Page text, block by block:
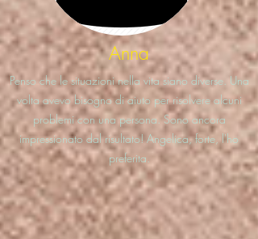
Anna
Penso che le situazioni nella vita siano diverse. Una
volta avevo bisogno di aiuto per risolvere alcuni
problemi con una persona. Sono ancora
impressionato dal risultato! Angelica, forte, l'ho
preferita.